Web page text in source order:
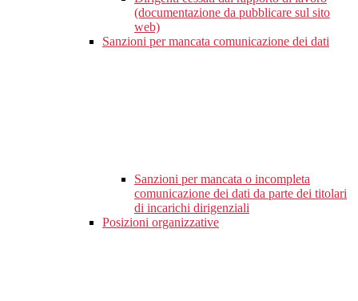
(documentazione da pubblicare sul sito
web)
Sanzioni per mancata comunicazione dei dati
Sanzioni per mancata o incompleta
comunicazione dei dati da parte dei titolari
di incarichi dirigenziali
Posizioni organizzative